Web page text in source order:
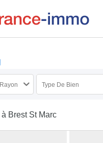
Rayon Type De Bien
à Brest St Marc